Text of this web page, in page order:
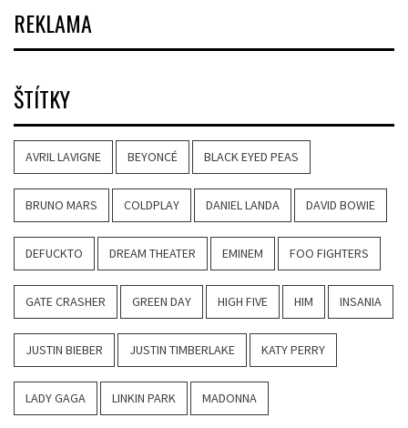
REKLAMA
ŠTÍTKY
AVRIL LAVIGNE BEYONCÉ BLACK EYED PEAS
BRUNO MARS COLDPLAY DANIEL LANDA DAVID BOWIE
DEFUCKTO DREAM THEATER EMINEM FOO FIGHTERS
GATE CRASHER GREEN DAY HIGH FIVE HIM INSANIA
JUSTIN BIEBER JUSTIN TIMBERLAKE KATY PERRY
LADY GAGA LINKIN PARK MADONNA